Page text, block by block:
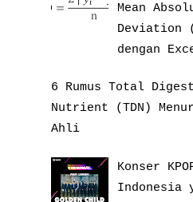
Mean
Deviation
dengan
6 Rumus Total
Nutrient (TDN)
Ahli
Konser
Indonesia